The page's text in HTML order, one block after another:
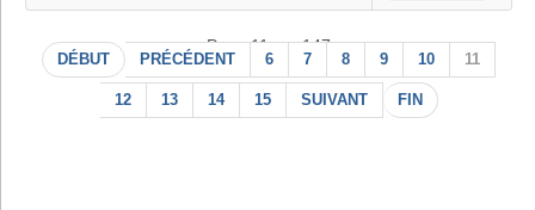
Page 11 sur 147
DÉBUT PRÉCÉDENT 6 7 8 9 10 11
12 13 14 15 SUIVANT FIN